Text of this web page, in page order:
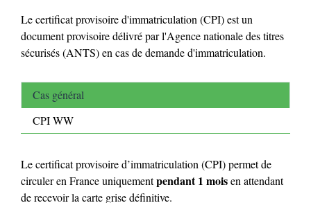
Le certificat provisoire d'immatriculation (CPI) est un
document provisoire délivré par l'Agence nationale des titres
sécurisés (ANTS) en cas de demande d'immatriculation.
Cas général
CPI WW
Le certificat provisoire d’immatriculation (CPI) permet de
circuler en France uniquementpendant 1 moisen attendant
de recevoir la carte grise définitive.